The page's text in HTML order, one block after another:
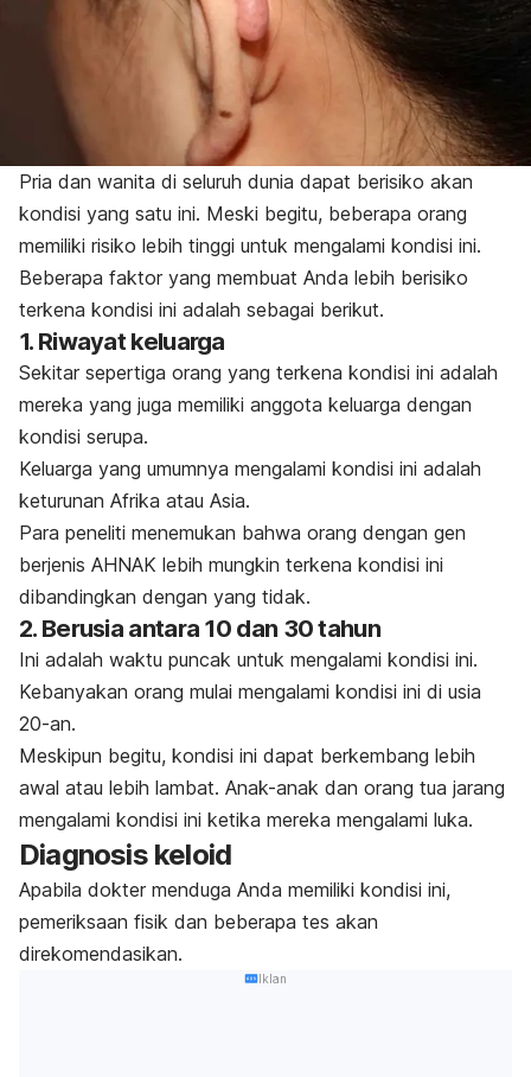
Pria dan wanita di seluruh dunia dapat berisiko akan
kondisi yang satu ini. Meski begitu, beberapa orang
memiliki risiko lebih tinggi untuk mengalami kondisi ini.
Beberapa faktor yang membuat Anda lebih berisiko
terkena kondisi ini adalah sebagai berikut.
1. Riwayat keluarga
Sekitar sepertiga orang yang terkena kondisi ini adalah
mereka yang juga memiliki anggota keluarga dengan
kondisi serupa.
Keluarga yang umumnya mengalami kondisi ini adalah
keturunan Afrika atau Asia.
Para peneliti menemukan bahwa orang dengan gen
berjenis AHNAK lebih mungkin terkena kondisi ini
dibandingkan dengan yang tidak.
2. Berusia antara 10 dan 30 tahun
Ini adalah waktu puncak untuk mengalami kondisi ini.
Kebanyakan orang mulai mengalami kondisi ini di usia
20-an.
Meskipun begitu, kondisi ini dapat berkembang lebih
awal atau lebih lambat. Anak-anak dan orang tua jarang
mengalami kondisi ini ketika mereka mengalami luka.
Diagnosis keloid
Apabila dokter menduga Anda memiliki kondisi ini,
pemeriksaan fisik dan beberapa tes akan
direkomendasikan.
Iklan